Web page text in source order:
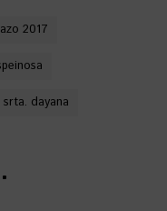
2017
srta. dayana